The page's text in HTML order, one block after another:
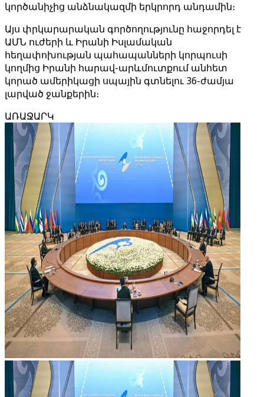
կործանիչից անձնակազմի երկրորդ անդամին։
Այս փրկարարական գործողությունը հաջորդել է
ԱՄՆ ուժերի և Իրանի Իսլամական
հեղափոխության պահապանների կորպուսի
կողմից Իրանի հարավ-արևմուտքում անհետ
կորած ամերիկացի սպային գտնելու 36-ժամյա
լարված ջանքերին։
ԱՌԱՋԱՐԿ